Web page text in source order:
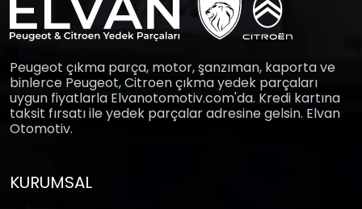
Peugeot çıkma parça, motor, şanzıman, kaporta ve
binlerce Peugeot, Citroen çıkma yedek parçaları
uygun fiyatlarla Elvanotomotiv.com'da. Kredi kartına
taksit fırsatı ile yedek parçalar adresine gelsin. Elvan
Otomotiv.
KURUMSAL